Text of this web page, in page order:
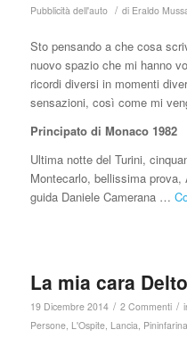
Pubblicità dell'auto / di Eraldo
Sto pensando a che cosa
nuovo spazio che mi hanno
ricordi diversi in momenti
sensazioni, così come mi
Principato di Monaco 1982
Ultima notte del Turini,
Montecarlo, bellissima
guida Daniele Camerana …
La mia cara
19 Dicembre 2014 / 2 Commenti /
Persone, L'Ospite, Lancia Pininfarina